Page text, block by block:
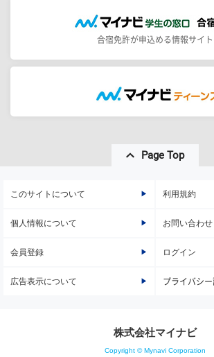
合宿免許が申込める情報サイト
Page Top
このサイトについて 利用規約
個人情報について お問い合わせ
会員登録 ログイン
広告表示について プライバシー
株式会社マイナビ
Copyright © Mynavi Corporation